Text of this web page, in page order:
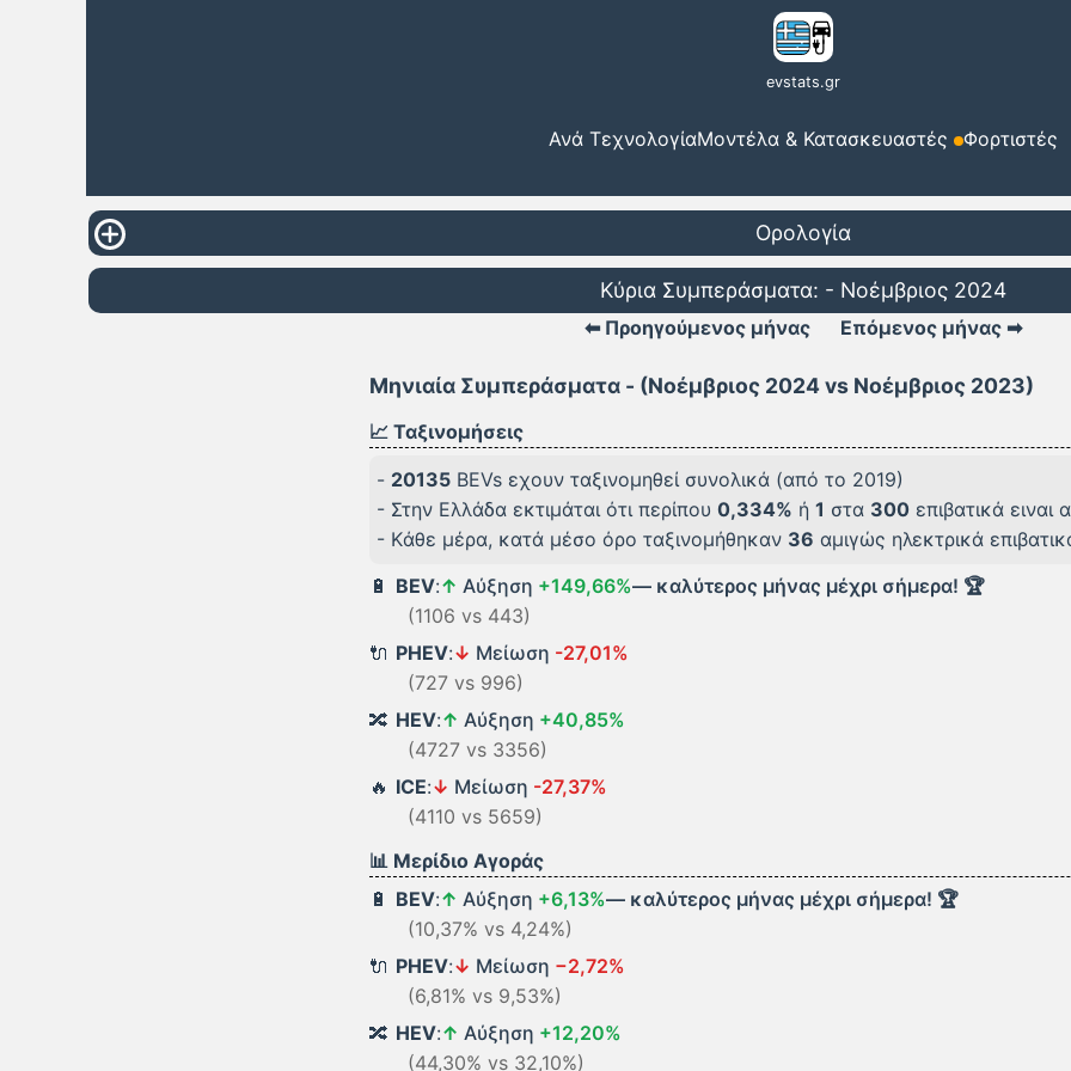
evstats.gr
Ανά ΤεχνολογίαΜοντέλα & Κατασκευαστές Φορτιστές
Ορολογία
Κύρια Συμπεράσματα: - Νοέμβριος 2024
⬅ Προηγούμενος μήνας Επόμενος μήνας ➡
Μηνιαία Συμπεράσματα - (Νοέμβριος 2024 vs Νοέμβριος 2023)
📈 Ταξινομήσεις
- 20135 BEVs εχουν ταξινομηθεί συνολικά (από το 2019)
- Στην Ελλάδα εκτιμάται ότι περίπου 0,334% ή 1 στα 300 επιβατικά ειναι
- Kάθε μέρα, κατά μέσο όρο ταξινομήθηκαν 36 αμιγώς ηλεκτρικά
🔋 BEV:↑ Αύξηση +149,66%— καλύτερος μήνας μέχρι σήμερα! 🏆
(1106 vs 443)
🔌 PHEV:↓ Μείωση -27,01%
(727 vs 996)
🔀 HEV:↑ Αύξηση +40,85%
(4727 vs 3356)
🔥 ICE:↓ Μείωση -27,37%
(4110 vs 5659)
📊 Μερίδιο Αγοράς
🔋 BEV:↑ Αύξηση +6,13%— καλύτερος μήνας μέχρι σήμερα! 🏆
(10,37% vs 4,24%)
🔌 PHEV:↓ Μείωση −2,72%
(6,81% vs 9,53%)
🔀 HEV:↑ Αύξηση +12,20%
(44,30% vs 32,10%)